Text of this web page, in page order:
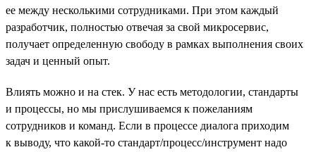
ее между несколькими сотрудниками. При этом каждый
разработчик, полностью отвечая за свой микросервис,
получает определенную свободу в рамках выполнения своих
задач и ценный опыт.
Влиять можно и на стек. У нас есть методологии, стандарты
и процессы, но мы прислушиваемся к пожеланиям
сотрудников и команд. Если в процессе диалога приходим
к выводу, что какой-то стандарт/процесс/инструмент надо